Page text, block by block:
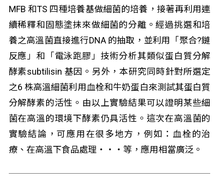
MFB 和TS 四種培養基做細菌的培養，接著再利用連
續稀釋和固態塗抹來做細菌的分離。經過挑選和培
養之高溫菌直接進行DNA 的抽取，並利用「聚合?鏈
反應」和「電泳跑膠」技術分析其類似蛋白質分解
酵素subtilisin 基因。另外，本研究同時針對所選定
之6 株高溫細菌利用血栓和牛奶蛋白來測試其蛋白質
分解酵素的活性。由以上實驗結果可以證明某些細
菌在高溫的環境下酵素仍具活性。這次在高溫菌的
實驗結論，可應用在很多地方，例如：血栓的治
療、在高溫下食品處理‧‧‧等，應用相當廣泛。